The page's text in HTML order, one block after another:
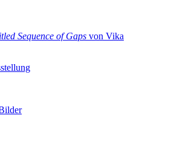
Sequence of Gaps von Vika